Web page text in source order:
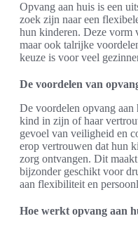
Opvang aan huis is een
zoek zijn naar een
hun kinderen. Deze vorm
maar ook talrijke
keuze is voor veel
De voordelen van
De voordelen opvang
kind in zijn of haar
gevoel van veiligheid en
erop vertrouwen dat hun
zorg ontvangen. Dit
bijzonder geschikt voor
aan flexibiliteit en
Hoe werkt opvang aan